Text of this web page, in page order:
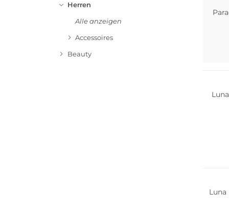
Herren
Alle anzeigen
Accessoires
Beauty
Luna